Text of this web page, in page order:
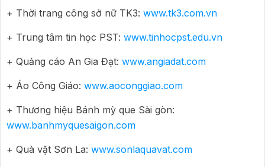
+ Thời trang công sở nữ TK3: www.tk3.com.vn
+ Trung tâm tin học PST: www.tinhocpst.edu.vn
+ Quảng cáo An Gia Đạt: www.angiadat.com
+ Áo Công Giáo: www.aoconggiao.com
+ Thương hiệu Bánh mỳ que Sài gòn:
www.banhmyquesaigon.com
+ Quà vặt Sơn La: www.sonlaquavat.com